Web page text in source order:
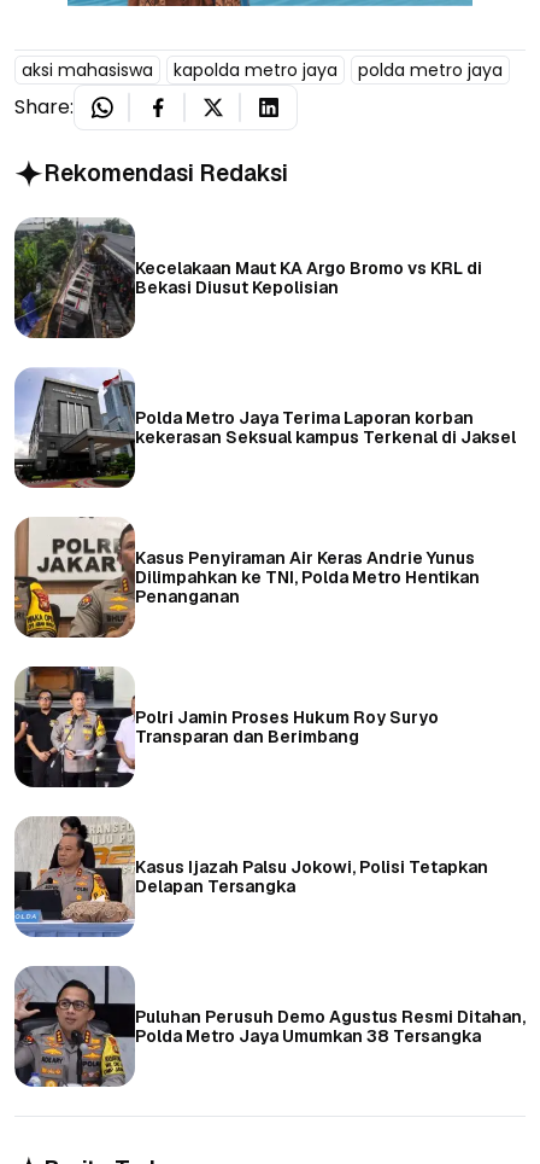
aksi mahasiswa kapolda metro jaya polda metro jaya
Share:
Rekomendasi Redaksi
Kecelakaan Maut KA Argo Bromo vs KRL di
Bekasi Diusut Kepolisian
Polda Metro Jaya Terima Laporan korban
kekerasan Seksual kampus Terkenal di Jaksel
Kasus Penyiraman Air Keras Andrie Yunus
Dilimpahkan ke TNI, Polda Metro Hentikan
Penanganan
Polri Jamin Proses Hukum Roy Suryo
Transparan dan Berimbang
Kasus Ijazah Palsu Jokowi, Polisi Tetapkan
Delapan Tersangka
Puluhan Perusuh Demo Agustus Resmi Ditahan,
Polda Metro Jaya Umumkan 38 Tersangka